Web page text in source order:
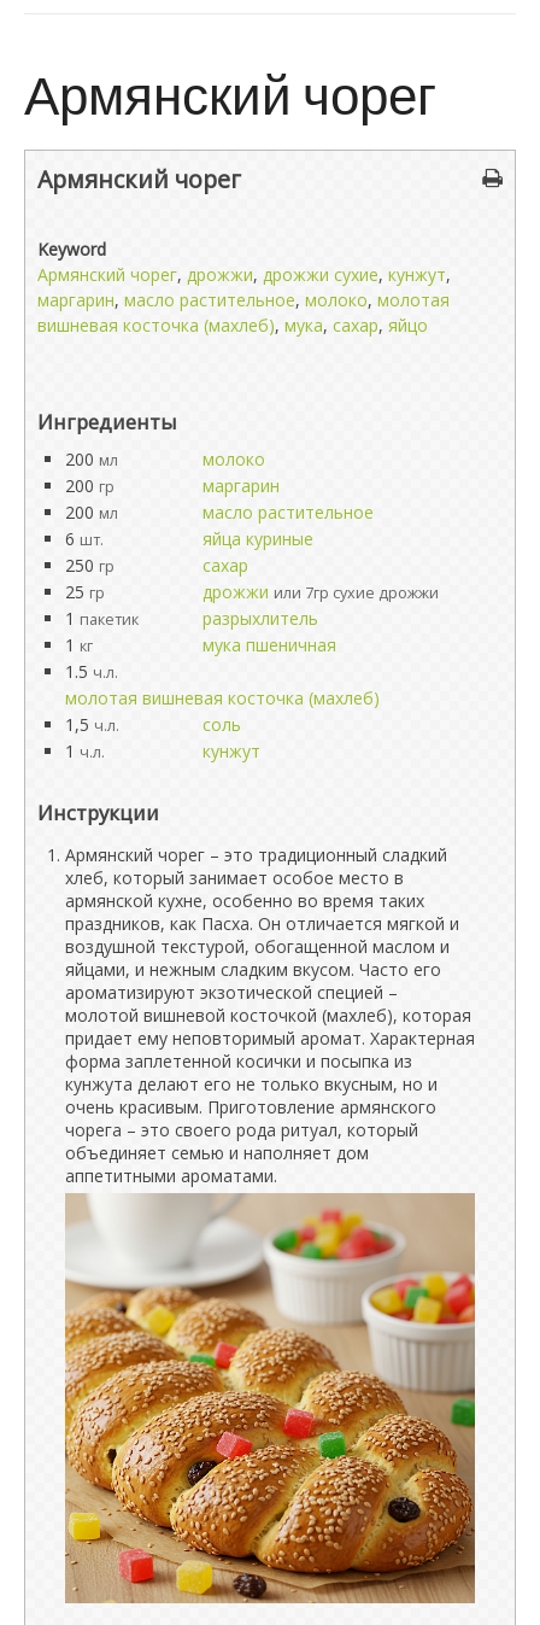
Армянский чорег
Армянский чорег
Keyword
Армянский чорег, дрожжи, дрожжи сухие, кунжут,
маргарин, масло растительное, молоко, молотая
вишневая косточка (махлеб), мука, сахар, яйцо
Ингредиенты
200 мл
молоко
200 гр
маргарин
200 мл
масло растительное
6 шт.
яйца куриные
250 гр
сахар
25 гр дрожжи или 7гр сухие дрожжи
1 пакетик
разрыхлитель
1 кг
мука пшеничная
1.5 ч.л.
молотая вишневая косточка (махлеб)
1,5 ч.л.
соль
1 ч.л. кунжут
Инструкции
Армянский чорег – это традиционный сладкий
хлеб, который занимает особое место в
армянской кухне, особенно во время таких
праздников, как Пасха. Он отличается мягкой и
воздушной текстурой, обогащенной маслом и
яйцами, и нежным сладким вкусом. Часто его
ароматизируют экзотической специей –
молотой вишневой косточкой (махлеб), которая
придает ему неповторимый аромат. Характерная
форма заплетенной косички и посыпка из
кунжута делают его не только вкусным, но и
очень красивым. Приготовление армянского
чорега – это своего рода ритуал, который
объединяет семью и наполняет дом
аппетитными ароматами.